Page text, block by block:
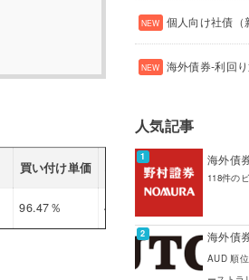
買い付け単価 利回り 買い付
96.47％ 4.05
個人向け社債（
海外債券-利回
人気記事
海外債
118件の
海外債
AUD 順